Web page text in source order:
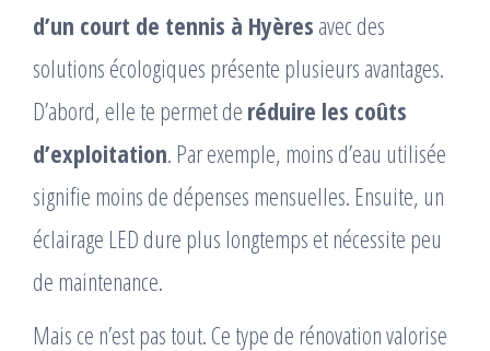
d’un court de tennis à Hyères avec des
solutions écologiques présente plusieurs avantages.
D’abord, elle te permet de réduire les coûts
d’exploitation. Par exemple, moins d’eau utilisée
signifie moins de dépenses mensuelles. Ensuite, un
éclairage LED dure plus longtemps et nécessite peu
de maintenance.
Mais ce n’est pas tout. Ce type de rénovation valorise